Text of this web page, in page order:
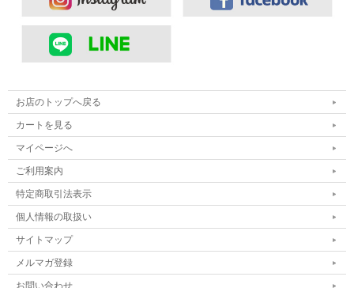
お店のトップへ戻る
カートを見る
マイページへ
ご利用案内
特定商取引法表示
個人情報の取扱い
サイトマップ
メルマガ登録
お問い合わせ